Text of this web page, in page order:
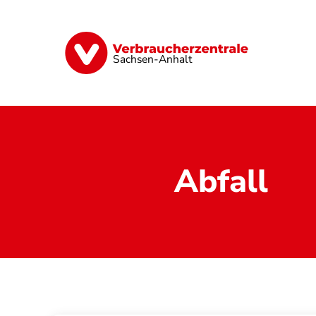
Sachsen-Anhalt
Finanzen Digitales Lebensmittel
Abfall